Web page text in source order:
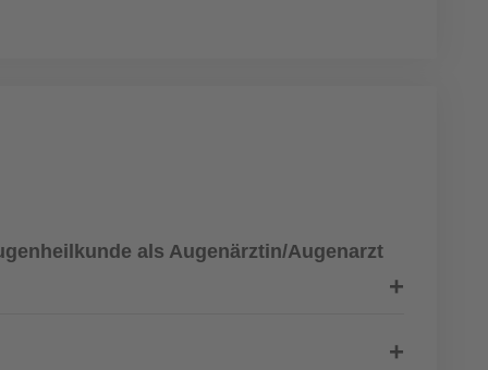
als Augenärztin/Augenarzt